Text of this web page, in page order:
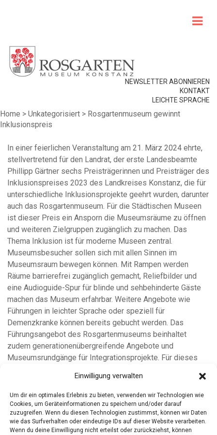
Einwilligung verwalten
Um dir ein optimales Erlebnis zu bieten, verwenden wir Technologien wie
Cookies, um Geräteinformationen zu speichern und/oder darauf
zuzugreifen. Wenn du diesen Technologien zustimmst, können wir Daten
wie das Surfverhalten oder eindeutige IDs auf dieser Website verarbeiten.
Wenn du deine Einwilligung nicht erteilst oder zurückziehst, können
NEWSLETTER ABONNIEREN
KONTAKT
LEICHTE SPRACHE
Home > Unkategorisiert > Rosgartenmuseum gewinnt
Inklusionspreis
In einer feierlichen Veranstaltung am 21. März 2024 ehrte,
stellvertretend für den Landrat, der erste Landesbeamte
Phillipp Gärtner sechs Preisträgerinnen und Preisträger des
Inklusionspreises 2023 des Landkreises Konstanz, die für
unterschiedliche Inklusionsprojekte geehrt wurden, darunter
auch das Rosgartenmuseum. Für die Städtischen Museen
ist dieser Preis ein Ansporn die Museumsräume zu öffnen
und weiteren Zielgruppen zugänglich zu machen. Das
Thema Inklusion ist für moderne Museen zentral.
Museumsbesucher sollen sich mit allen Sinnen im
Museumsraum bewegen können. Mit Rampen werden
Räume barrierefrei zugänglich gemacht, Reliefbilder und
eine Audioguide-Spur für blinde und sehbehinderte Gäste
machen das Museum erfahrbar. Weitere Angebote wie
Führungen in leichter Sprache oder speziell für
Demenzkranke können bereits gebucht werden. Das
Führungsangebot des Rosgartenmuseums beinhaltet
zudem generationenübergreifende Angebote und
Museumsrundgänge für Integrationsprojekte. Für dieses
mit dem Inklusionspreis des Landkreises Konstanz
ausgezeichnet.